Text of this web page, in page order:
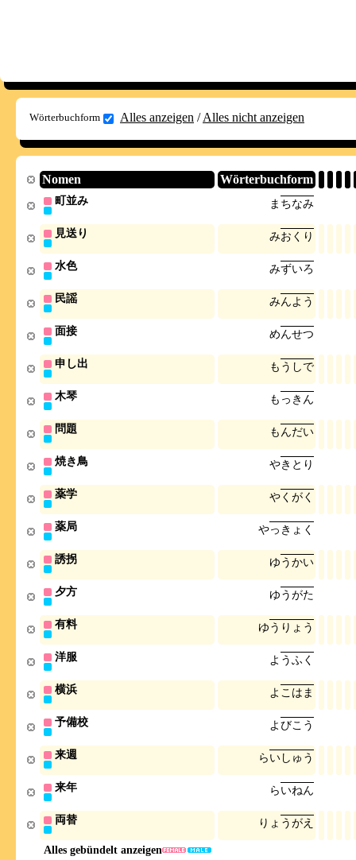
Wörterbuchform Alles anzeigen /Alles nicht anzeigen
Nomen Wörterbuchform
Alles gebündelt anzeigen
町並み ま ちなみ
見送り みお く り
水色 みずいろ
民謡 みんよ う
面接 めんせつ
申し出 も う しで
木琴 も っ き ん
問題 も んだい
焼き鳥 やき と り
薬学 やく がく
薬局 やっ き ょ く
誘拐 ゆうかい
夕方 ゆうがた
有料 ゆう り ょ う
洋服 よ うふ く
横浜 よ こ は ま
予備校 よびこ う
来週 らいし ゅ う
来年 らいねん
両替 り ょ うがえ